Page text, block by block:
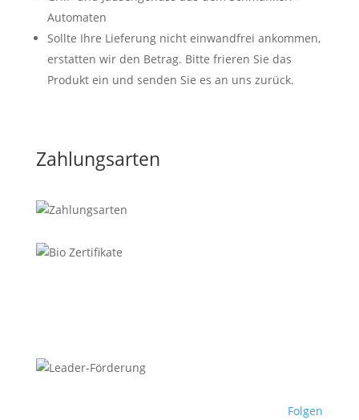
Automaten
Sollte Ihre Lieferung nicht einwandfrei ankommen,
erstatten wir den Betrag. Bitte frieren Sie das
Produkt ein und senden Sie es an uns zurück.
Zahlungsarten
Folgen